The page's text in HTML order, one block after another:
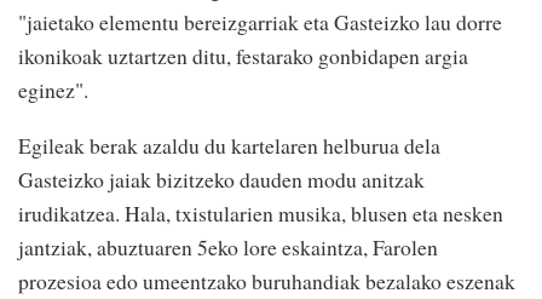
"jaietako elementu bereizgarriak eta Gasteizko lau dorre
ikonikoak uztartzen ditu, festarako gonbidapen argia
eginez".
Egileak berak azaldu du kartelaren helburua dela
Gasteizko jaiak bizitzeko dauden modu anitzak
irudikatzea. Hala, txistularien musika, blusen eta nesken
jantziak, abuztuaren 5eko lore eskaintza, Farolen
prozesioa edo umeentzako buruhandiak bezalako eszenak